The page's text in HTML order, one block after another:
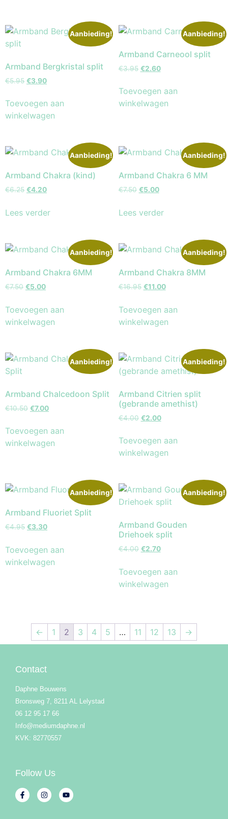
Aanbieding!
Armband Bergkristal split
€5.95 €3.90
Toevoegen aan
winkelwagen
Aanbieding!
Armband Carneool split
€3.95 €2.60
Toevoegen aan
winkelwagen
Aanbieding!
Armband Chakra (kind)
€6.25 €4.20
Lees verder
Aanbieding!
Armband Chakra 6 MM
€7.50 €5.00
Lees verder
Aanbieding!
Armband Chakra 6MM
€7.50 €5.00
Toevoegen aan
winkelwagen
Aanbieding!
Armband Chakra 8MM
€16.95 €11.00
Toevoegen aan
winkelwagen
Aanbieding!
Armband Chalcedoon Split
€10.50 €7.00
Toevoegen aan
winkelwagen
Aanbieding!
Armband Citrien split
(gebrande amethist)
€4.00 €2.00
Toevoegen aan
winkelwagen
Aanbieding!
Armband Fluoriet Split
€4.95 €3.30
Toevoegen aan
winkelwagen
Aanbieding!
Armband Gouden
Driehoek split
€4.00 €2.70
Toevoegen aan
winkelwagen
← 1 2 3 4 5 … 11 12 13 →
Contact
Daphne Bouwens
Bronsweg 7, 8211 AL Lelystad
06 12 95 17 66
Info@mediumdaphne.nl
KVK: 82770557
Follow Us